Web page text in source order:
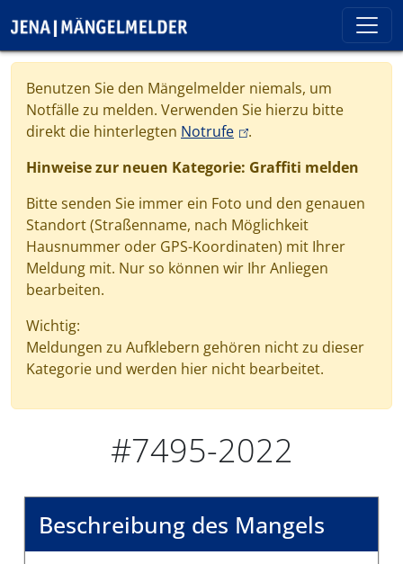
Benutzen Sie den Mängelmelder niemals, um
Notfälle zu melden. Verwenden Sie hierzu bitte
direkt die hinterlegten Notrufe(link is external)
.
Hinweise zur neuen Kategorie: Graffiti melden
Bitte senden Sie immer ein Foto und den genauen
Standort (Straßenname, nach Möglichkeit
Hausnummer oder GPS-Koordinaten) mit Ihrer
Meldung mit. Nur so können wir Ihr Anliegen
bearbeiten.
Wichtig:
Meldungen zu Aufklebern gehören nicht zu dieser
Kategorie und werden hier nicht bearbeitet.
#7495-2022
Beschreibung des Mangels